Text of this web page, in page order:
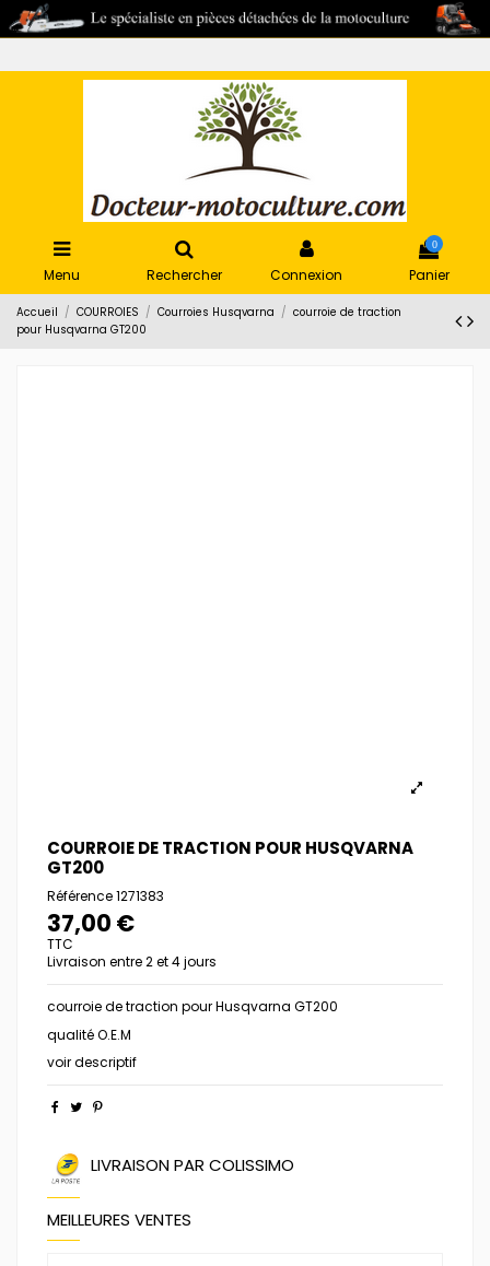
Menu Rechercher Connexion
0
Panier
Accueil COURROIES Courroies Husqvarna
courroie de traction
pour Husqvarna GT200
COURROIE DE TRACTION POUR HUSQVARNA
GT200
Référence1271383
37,00 €
TTC
Livraison entre 2 et 4 jours
courroie de traction pour Husqvarna GT200
qualité O.E.M
voir descriptif
LIVRAISON PAR COLISSIMO
MEILLEURES VENTES